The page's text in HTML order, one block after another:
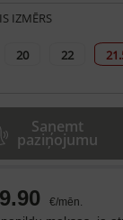
IZMĒRS
20 22
Saņemt
paziņojumu